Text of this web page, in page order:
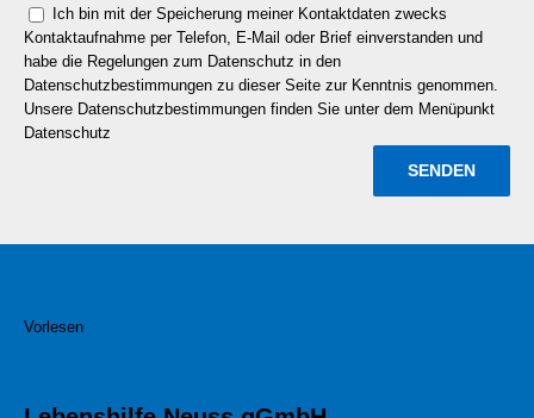
Ich bin mit der Speicherung meiner Kontaktdaten zwecks
Kontaktaufnahme per Telefon, E-Mail oder Brief einverstanden und
habe die Regelungen zum Datenschutz in den
Datenschutzbestimmungen zu dieser Seite zur Kenntnis genommen.
Unsere Datenschutzbestimmungen finden Sie unter dem Menüpunkt
Datenschutz
Vorlesen